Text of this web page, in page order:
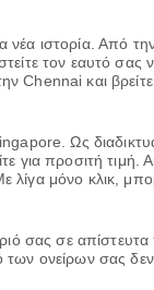
ιστορία. Από
τον εαυτό
Chennai και
Ως
για προσιτή
μόνο κλικ,
σας σε
ονείρων σας